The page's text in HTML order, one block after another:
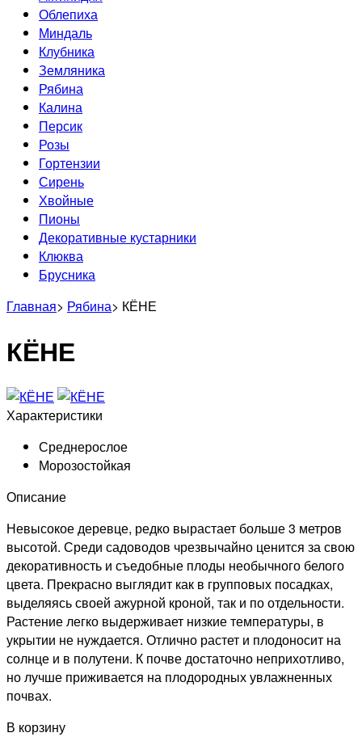
Облепиха
Миндаль
Клубника
Земляника
Рябина
Калина
Персик
Розы
Гортензии
Сирень
Хвойные
Пионы
Декоративные кустарники
Клюква
Брусника
Главная> Рябина> КЁНЕ
КЁНЕ
Характеристики
Среднерослое
Морозостойкая
Описание
Невысокое деревце, редко вырастает больше 3 метров
высотой. Среди садоводов чрезвычайно ценится за свою
декоративность и съедобные плоды необычного белого
цвета. Прекрасно выглядит как в групповых посадках,
выделяясь своей ажурной кроной, так и по отдельности.
Растение легко выдерживает низкие температуры, в
укрытии не нуждается. Отлично растет и плодоносит на
солнце и в полутени. К почве достаточно неприхотливо,
но лучше приживается на плодородных увлажненных
почвах.
В корзину